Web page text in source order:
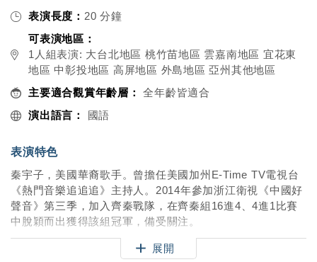
表演長度： 20 分鐘
可表演地區：
1人組表演: 大台北地區 桃竹苗地區 雲嘉南地區 宜花東
地區 中彰投地區 高屏地區 外島地區 亞州其他地區
主要適合觀賞年齡層：
全年齡皆適合
演出語言：
國語
表演特色
秦宇子，美國華裔歌手。曾擔任美國加州E-Time TV電視台
《熱門音樂追追追》主持人。2014年參加浙江衛視《中國好
聲音》第三季，加入齊秦戰隊，在齊秦組16進4、4進1比賽
中脫穎而出獲得該組冠軍，備受關注。
展開